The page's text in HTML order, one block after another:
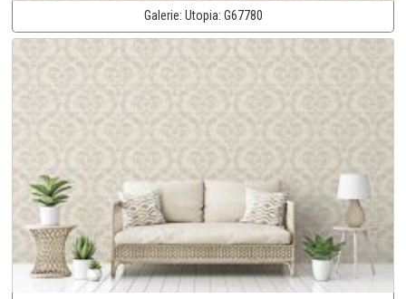
Galerie: Utopia: G67780